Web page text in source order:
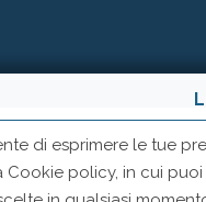
di esprimere le tue
policy, in cui